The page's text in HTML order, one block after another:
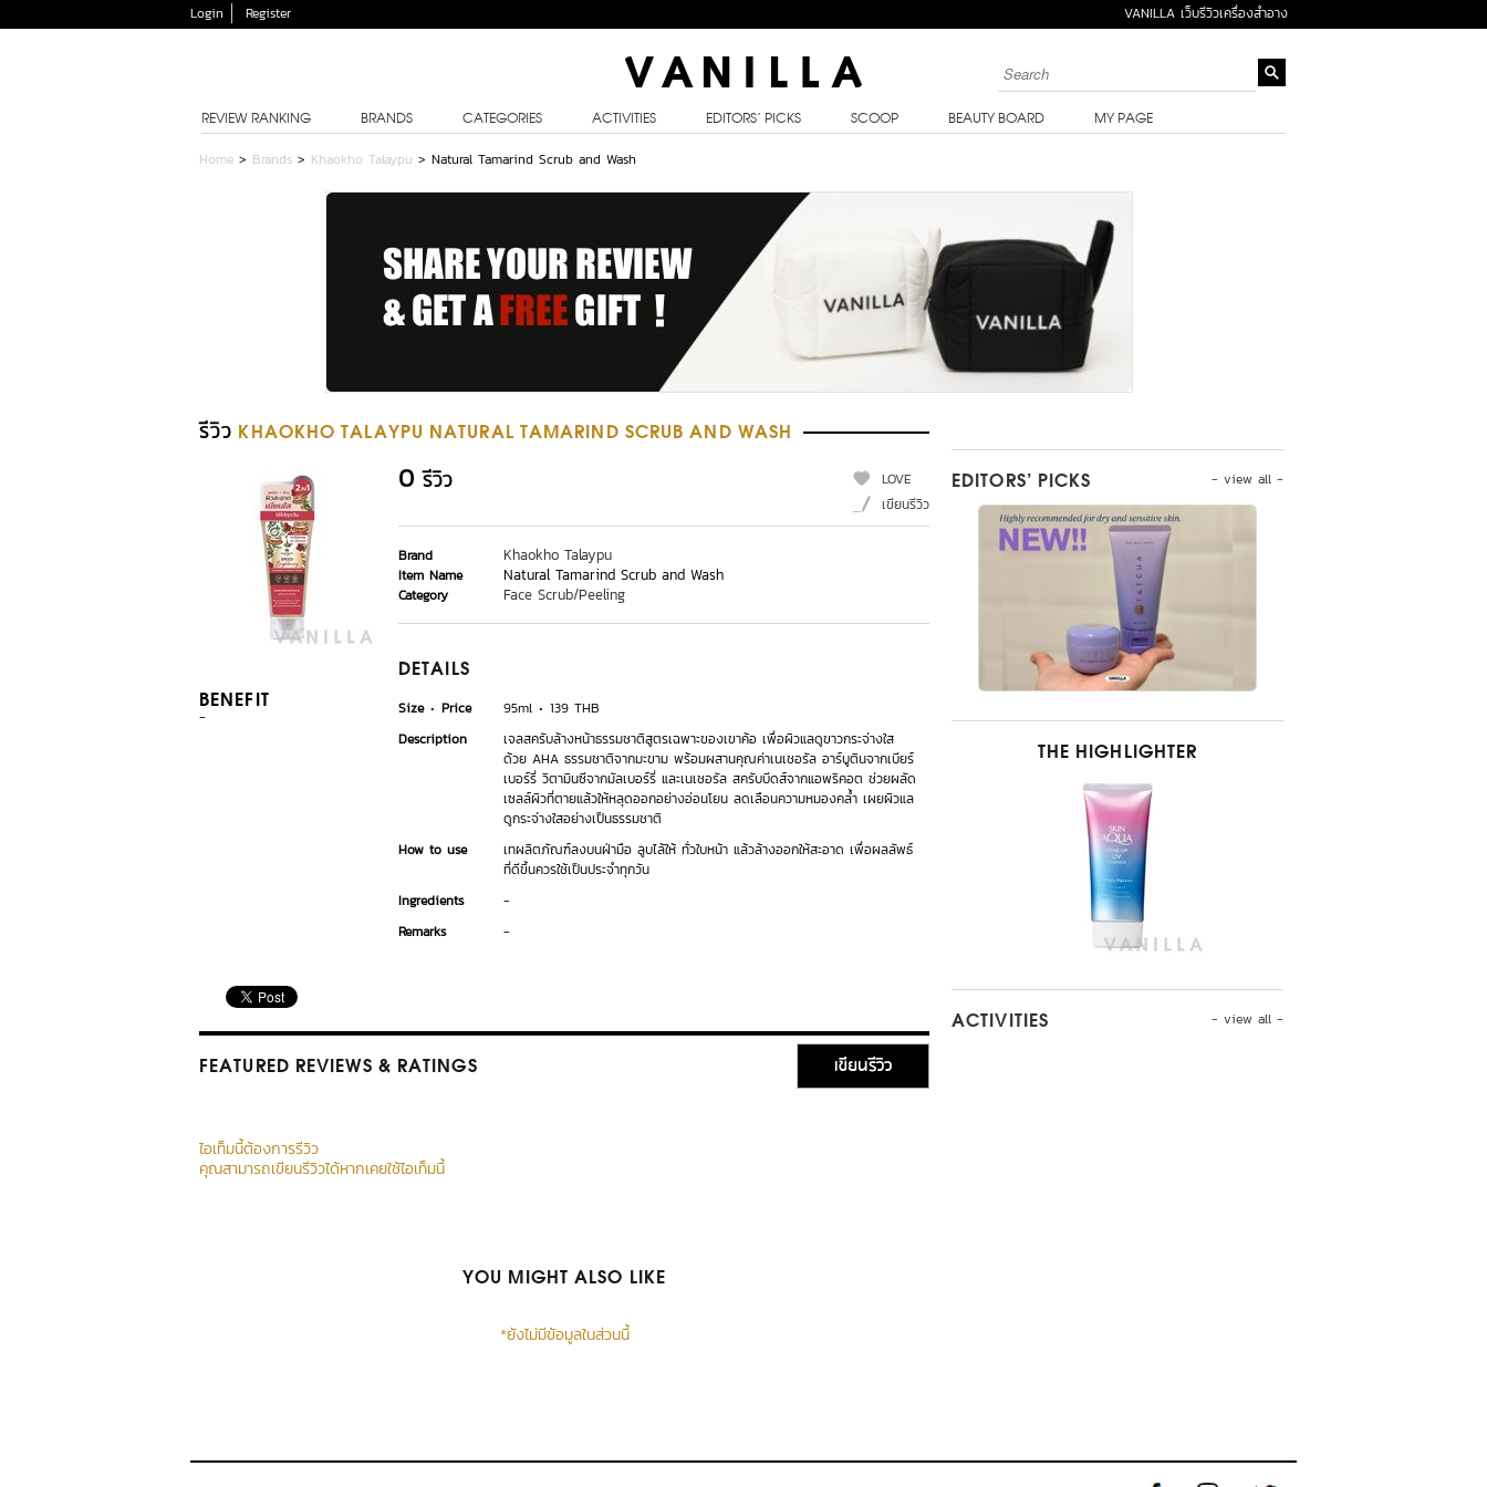
Login Register VANILLA เว็บรีวิวเครื่องสำอาง
REVIEW RANKING BRANDS CATEGORIES ACTIVITIES EDITORS’ PICKS SCOOP BEAUTY BOARD MY PAGE
Home > Brands > Khaokho Talaypu > Natural Tamarind Scrub and Wash
รีวิว KHAOKHO TALAYPU NATURAL TAMARIND SCRUB AND WASH
BENEFIT
-
0 รีวิว
LOVE
เขียนรีวิว
Brand Khaokho Talaypu
Item Name Natural Tamarind Scrub and Wash
Category Face Scrub/Peeling
DETAILS
Size Price 95ml
139 THB
Description
เจลสครับล้างหน้าธรรมชาติสูตรเฉพาะของเขาค้อ เพื่อผิวแลดูขาวกระจ่างใส
ด้วย AHA ธรรมชาติจากมะขาม พร้อมผสานคุณค่าเนเชอรัล อาร์บูตินจากเบียร์
เบอร์รี่ วิตามินซีจากมัลเบอร์รี่ และเนเชอรัล สครับบีดส์จากแอพริคอต ช่วยผลัด
เซลล์ผิวที่ตายแล้วให้หลุดออกอย่างอ่อนโยน ลดเลือนความหมองคล้ำ เผยผิวแล
ดูกระจ่างใสอย่างเป็นธรรมชาติ
How to use
เทผลิตภัณฑ์ลงบนฝ่ามือ ลูบไล้ให้ ทั่วใบหน้า แล้วล้างออกให้สะอาด เพื่อผลลัพธ์
ที่ดีขึ้นควรใช้เป็นประจำทุกวัน
Ingredients
-
Remarks
-
FEATURED REVIEWS & RATINGS เขียนรีวิว
ไอเท็มนี้ต้องการรีวิว
คุณสามารถเขียนรีวิวได้หากเคยใช้ไอเท็มนี้
YOU MIGHT ALSO LIKE
*ยังไม่มีข้อมูลในส่วนนี้
- view all -
EDITORS’ PICKS
THE HIGHLIGHTER
- view all -
ACTIVITIES